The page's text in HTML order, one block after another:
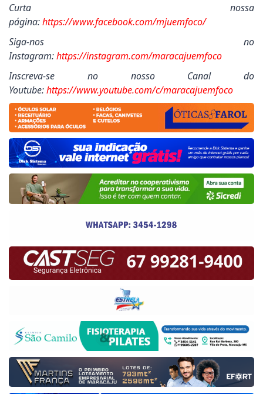
Curta nossa
página:https://www.facebook.com/mjuemfoco/
Siga-nos no
Instagram:https://instagram.com/maracajuemfoco
Inscreva-se no nosso Canal do
Youtube:https://www.youtube.com/c/maracajuemfoco